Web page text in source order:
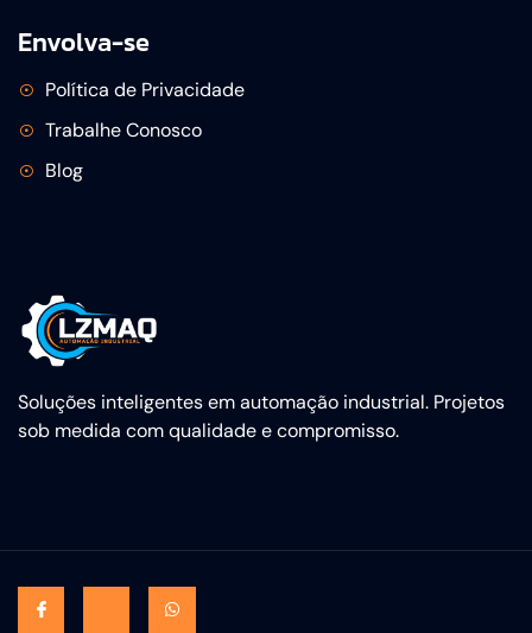
Soluções inteligentes em automação industrial. Projetos
sob medida com qualidade e compromisso.
Envolva-se
Política de Privacidade
Trabalhe Conosco
Blog